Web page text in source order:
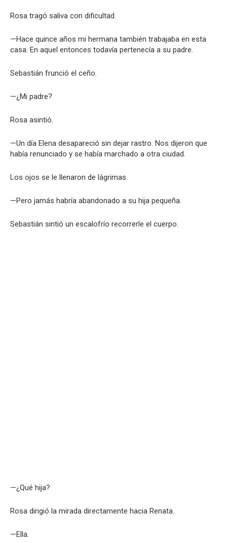
Rosa tragó saliva con dificultad.
—Hace quince años mi hermana también trabajaba en esta
casa. En aquel entonces todavía pertenecía a su padre.
Sebastián frunció el ceño.
—¿Mi padre?
Rosa asintió.
—Un día Elena desapareció sin dejar rastro. Nos dijeron que
había renunciado y se había marchado a otra ciudad.
Los ojos se le llenaron de lágrimas.
—Pero jamás habría abandonado a su hija pequeña.
Sebastián sintió un escalofrío recorrerle el cuerpo.
—¿Qué hija?
Rosa dirigió la mirada directamente hacia Renata.
—Ella.